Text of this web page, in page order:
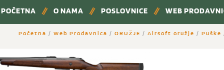
POČETNA O NAMA POSLOVNICE WEB
Početna / Web Prodavnica / ORUŽJE / Airsoft oružje / Puške